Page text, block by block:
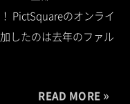
PictSquareのオンライ
したのは去年のファル
READ MORE